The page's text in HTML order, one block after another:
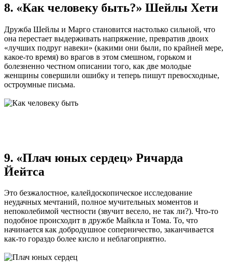
8. «Как человеку быть?» Шейлы Хети
Дружба Шейлы и Марго становится настолько сильной, что
она перестает выдерживать напряжение, превратив двоих
«лучших подруг навеки» (какими они были, по крайней мере,
какое-то время) во врагов в этом смешном, горьком и
болезненно честном описании того, как две молодые
женщины совершили ошибку и теперь пишут превосходные,
остроумные письма.
9. «Плач юных сердец» Ричарда
Йейтса
Это безжалостное, калейдоскопическое исследование
неудачных мечтаний, полное мучительных моментов и
непоколебимой честности (звучит весело, не так ли?). Что-то
подобное происходит в дружбе Майкла и Тома. То, что
начинается как добродушное соперничество, заканчивается
как-то гораздо более кисло и неблагоприятно.